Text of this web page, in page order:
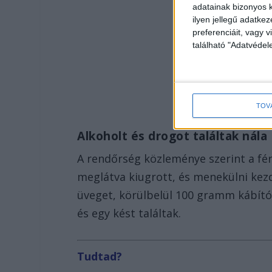
adatainak bizonyos
ilyen jellegű
preferenciáit, vagy
található
Alkoholt és drogot találtak nála
A rendőrség közleménye szerint a
meglátva kiugrott, és menekülni
üveget, körülbelül 100 gramm
és egy kést találtak.
Tudtad?